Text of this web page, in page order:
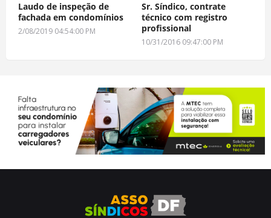
Laudo de inspeção de
fachada em condomínios
2/08/2019 04:54:00 PM
Sr. Síndico, contrate
técnico com registro
profissional
10/31/2016 09:47:00 PM